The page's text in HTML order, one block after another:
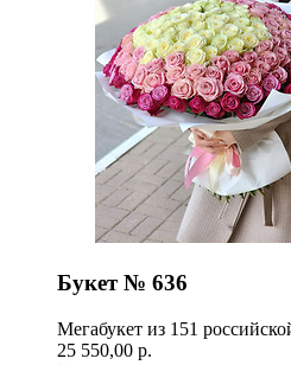
Букет № 636
Мегабукет из 151
25 550,00 р.